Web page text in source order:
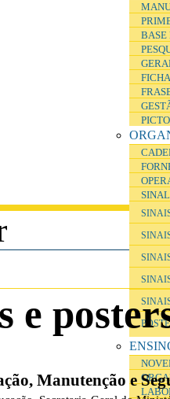
BASE
e
Manutenção e